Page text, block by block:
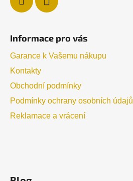
Informace pro vás
Garance k Vašemu nákupu
Kontakty
Obchodní podmínky
Podmínky ochrany osobních údajů
Reklamace a vrácení